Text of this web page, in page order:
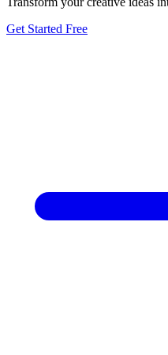
Get Started Free